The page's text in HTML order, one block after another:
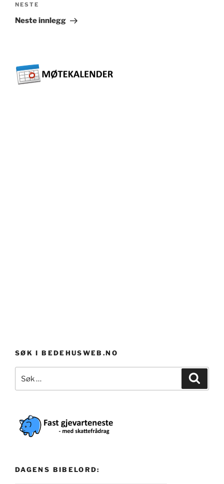
Neste
innlegg
NESTE
Neste innlegg
SØK I BEDEHUSWEB.NO
etter:
DAGENS BIBELORD: